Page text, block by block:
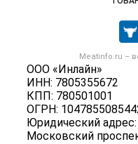
Meatinfo.ru –
ООО «Инлайн»
ИНН: 7805355672
КПП: 780501001
ОГРН:
Юридический
Московский
ПолитикаКолбасы,